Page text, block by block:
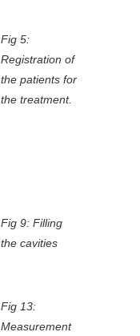
Fig 5:
Registration of
the patients for
the treatment.
Fig 9: Filling
the cavities
Fig 13:
Measurement